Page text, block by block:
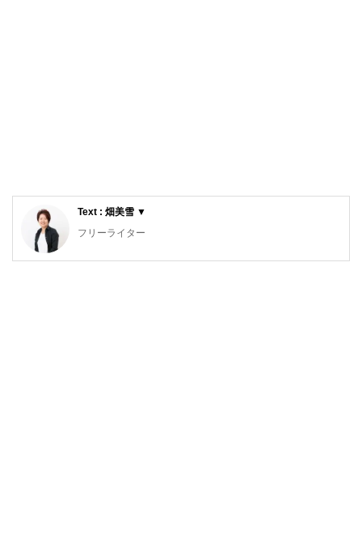
Text : 畑美雪 ▼
フリーライター
雑誌を中心に取材やインタビュー記事を執筆中。